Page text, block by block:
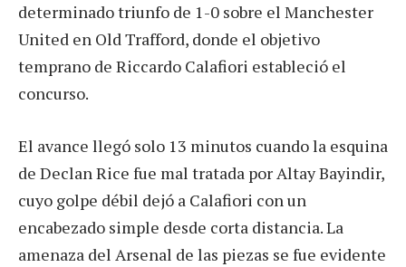
determinado triunfo de 1-0 sobre el Manchester
United en Old Trafford, donde el objetivo
temprano de Riccardo Calafiori estableció el
concurso.
El avance llegó solo 13 minutos cuando la esquina
de Declan Rice fue mal tratada por Altay Bayindir,
cuyo golpe débil dejó a Calafiori con un
encabezado simple desde corta distancia. La
amenaza del Arsenal de las piezas se fue evidente